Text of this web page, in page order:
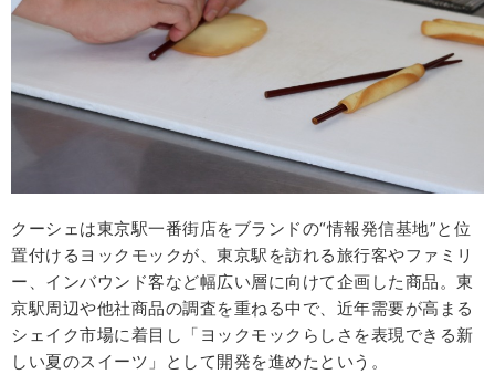
クーシェは東京駅一番街店をブランドの“情報発信基地”と位
置付けるヨックモックが、東京駅を訪れる旅行客やファミリ
ー、インバウンド客など幅広い層に向けて企画した商品。東
京駅周辺や他社商品の調査を重ねる中で、近年需要が高まる
シェイク市場に着目し「ヨックモックらしさを表現できる新
しい夏のスイーツ」として開発を進めたという。